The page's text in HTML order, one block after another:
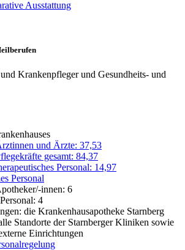
Ausstattung
Krankenpfleger und Gesundheits- und
und Ärzte: 37,53
gesamt: 84,37
Personal: 14,97
Personal
innen: 6
4
die Krankenhausapotheke Starnberg
Standorte der Starnberger Kliniken sowie
Einrichtungen